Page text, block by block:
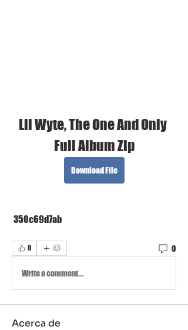
Lil Wyte, The One And Only
Full Album Zip
Download File
350c69d7ab
0 0
Write a comment...
Acerca de